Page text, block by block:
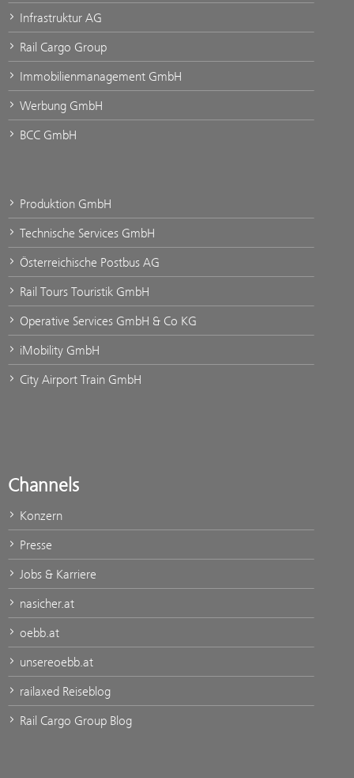
Infrastruktur AG
Rail Cargo Group
Immobilienmanagement GmbH
Werbung GmbH
BCC GmbH
Produktion GmbH
Technische Services GmbH
Österreichische Postbus AG
Rail Tours Touristik GmbH
Operative Services GmbH & Co KG
iMobility GmbH
City Airport Train GmbH
Channels
Konzern
Presse
Jobs & Karriere
nasicher.at
oebb.at
unsereoebb.at
railaxed Reiseblog
Rail Cargo Group Blog